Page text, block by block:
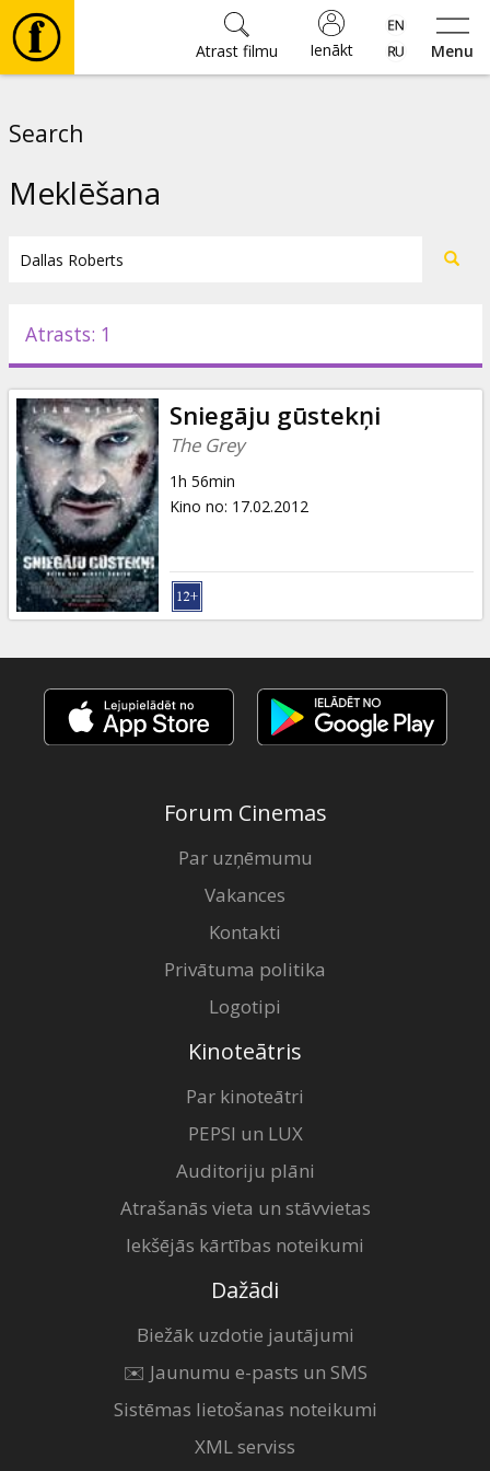
Menu
Ienākt
Atrast filmu
Pasākumi
Ziņas
Dāvanu
kartes
Uzkodas
B2B
Kino
Klubs
Search
Meklēšana
Atrasts: 1
Sniegāju gūstekņi
The Grey
1h 56min
Kino no: 17.02.2012
Forum Cinemas
Par uzņēmumu
Vakances
Kontakti
Privātuma politika
Logotipi
Kinoteātris
Par kinoteātri
PEPSI un LUX
Auditoriju plāni
Atrašanās vieta un stāvvietas
Iekšējās kārtības noteikumi
Dažādi
Biežāk uzdotie jautājumi
✉️ Jaunumu e-pasts un SMS
Sistēmas lietošanas noteikumi
XML serviss